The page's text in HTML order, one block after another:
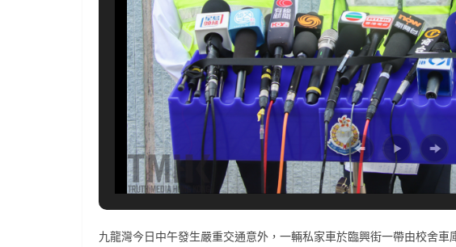
九龍灣今日中午發生嚴重交通意外，一輛私家車於臨興街一帶由校舍